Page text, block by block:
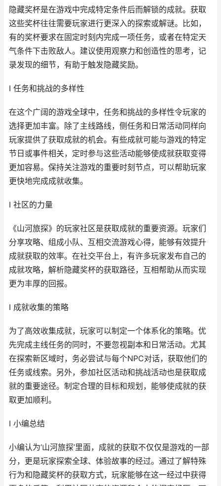
隐藏奖杯是在游戏中完成特定条件后而解锁的成就。获取
这些奖杯往往需要玩家进行更深入的探索或解谜。比如，
有的奖杯要求在固定时刻内完成一项任务，或者在特定天
气条件下击败敌人。建议使用观察力和创造性的思考，记
录发现的细节，有助于触发隐藏奖励。
I 任务和挑战的多样性
在这个广阔的游戏全球中，任务和挑战的多样性令玩家的
选择更加丰富。除了主线路线，侧任务和日常活动同样向
玩家提供了获取成就的机会。有些成就可能与游戏的特定
节日或事件相关，定时参与这些活动能够使成就获取变得
更加容易。保持关注游戏的重要时刻节点，可以帮助玩家
更快地完成成就收集。
I 社区的力量
《山河旅探》的玩家社区是获取成就的重要资源。玩家们
分享攻略、组成小队、互相交流游戏心得，能够有效提升
成就获取的效率。在社交平台上，有许多玩家发布自己的
成就攻略，解析隐藏奖杯的获取路径，互相帮助从而实现
更为丰厚的回报。
I 成就收集的策略
为了高效收集成就，玩家可以制定一个体系化的策略。优
先完成主线任务的同时，不要忽视副本和日常活动。尤其
在探索新区域时，务必尝试与每个NPC对话，获取他们的
任务或线索。另外，参加社区活动和挑战活动也是获取成
就的重要途径。制定合理的目标和规划，能够使成就的获
取更加顺利。
I 小编总结
小编认为‘山河旅探’里面，成就的获取不仅仅是游戏的一部
分，更是玩家探索全球、体验故事的经过。通过了解特殊
行为和隐藏奖杯的获取方式，玩家能够在这一经过中获得